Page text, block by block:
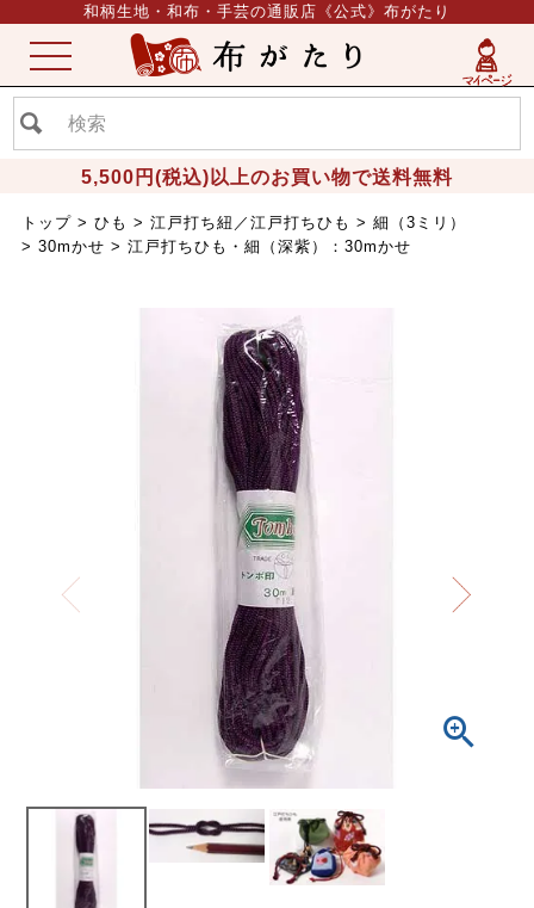
和柄生地・和布・手芸の通販店《公式》布がたり
5,500円(税込)以上のお買い物で送料無料
ME
NU
トップ ひも 江戸打ち紐／江戸打ちひも
細（3ミリ）
30mかせ
江戸打ちひも・細（深紫）：30mかせ